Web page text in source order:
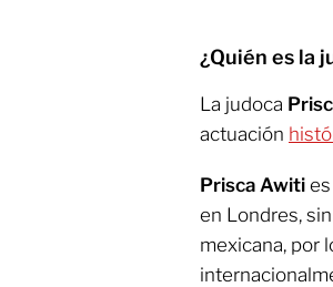
¿Quién es la
La judoca
actuación
Prisca Awiti
en Londres,
mexicana, por